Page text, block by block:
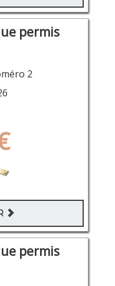
permis
2
permis